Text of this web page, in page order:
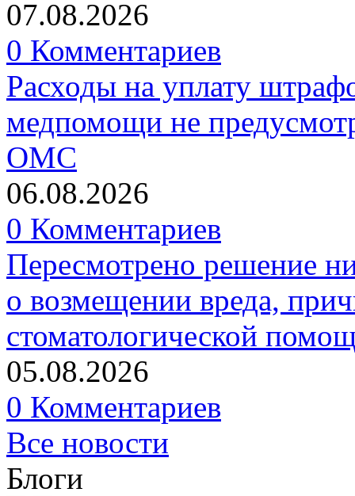
07.08.2026
0 Комментариев
Расходы на уплату
медпомощи не
ОМС
06.08.2026
0 Комментариев
Пересмотрено решение
о возмещении вреда,
стоматологической
05.08.2026
0 Комментариев
Все новости
Блоги